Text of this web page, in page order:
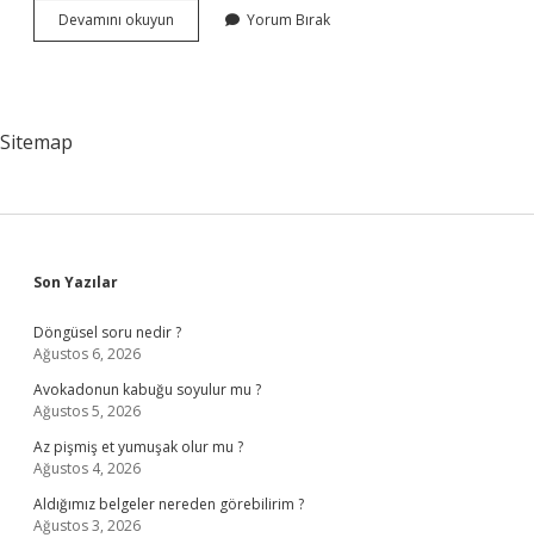
Devamını okuyun
Kahramanlık
Demek
Yorum Bırak
Sitemap
Sidebar
Son Yazılar
Döngüsel soru nedir ?
Ağustos 6, 2026
Avokadonun kabuğu soyulur mu ?
Ağustos 5, 2026
Az pişmiş et yumuşak olur mu ?
Ağustos 4, 2026
Aldığımız belgeler nereden görebilirim ?
Ağustos 3, 2026